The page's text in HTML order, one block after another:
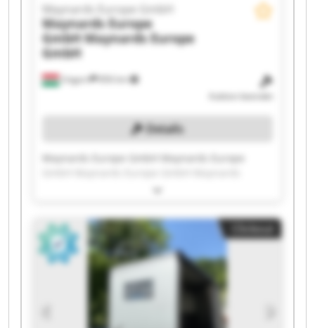
Ungarn 856 km
Maynards Europe GmbH
Maynards Europe
GmbHMaynards Europe
GmbH
Auktion beendet
Details
Maynards Europe GmbH Maynards Europe
Europe GmbH Maynards Europe GmbH
GmbH Maynards Europe GmbH Maynards
Europe GmbH Maynards Europe GmbH
Maynards Europe GmbH Maynards Europe
GmbH Maynards Europe GmbH Maynards
Europe GmbH Maynards Europe GmbH
Maynards Europe GmbH Maynards Europe
GmbH Maynards Europe GmbH Maynards
Europe GmbH Maynards Europe GmbH